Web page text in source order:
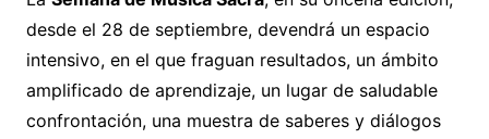
desde el 28 de septiembre, devendrá un espacio
intensivo, en el que fraguan resultados, un ámbito
amplificado de aprendizaje, un lugar de saludable
confrontación, una muestra de saberes y diálogos